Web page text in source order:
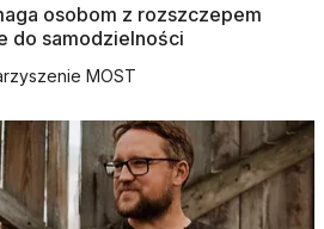
osobom z rozszczepem
do samodzielności
MOST